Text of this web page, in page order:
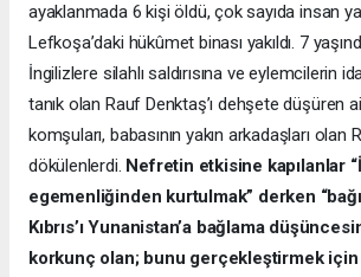
ayaklanmada 6 kişi öldü, çok sayıda insan
Lefkoşa’daki hükûmet binası yakıldı. 7
İngilizlere silahlı saldırısına ve eylemcilerin
tanık olan Rauf Denktaş’ı dehşete düşüren
komşuları, babasının yakın arkadaşları olan
dökülenlerdi. Nefretin etkisine kapılanlar
egemenliğinden kurtulmak” derken
Kıbrıs’ı Yunanistan’a bağlama
korkunç olan; bunu gerçekleştirmek